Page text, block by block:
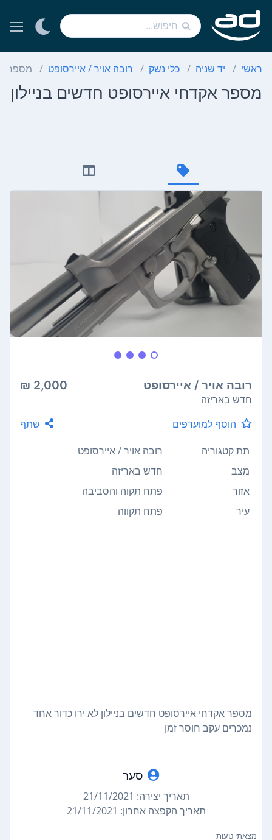
ראשי יד שניה כלי נשק רובה אויר / איירסופט מספר
מספר אקדחי איירסופט חדשים בניילון
רובה אויר / איירסופט 2,000 ₪
חדש באריזה
הוסף למועדפים
שתף
תת קטגוריה
רובה אויר / איירסופט
מצב
חדש באריזה
אזור
פתח תקוה והסביבה
עיר
פתח תקווה
מספר אקדחי איירסופט חדשים בניילון לא ירו כדור אחד
נמכרים עקב חוסר זמן
סער
תאריך יצירה: 21/11/2021
תאריך הקפצה אחרון: 21/11/2021
מצאתי טעות